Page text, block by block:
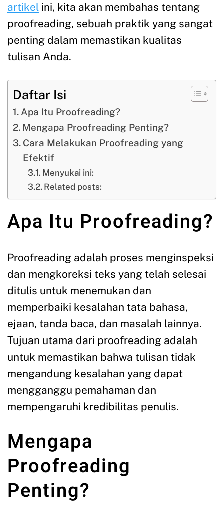
artikel ini, kita akan membahas tentang
proofreading, sebuah praktik yang sangat
penting dalam memastikan kualitas
tulisan Anda.
Daftar Isi
Apa Itu Proofreading?
Mengapa Proofreading Penting?
Cara Melakukan Proofreading yang
Efektif
Menyukai ini:
Related posts:
Apa Itu Proofreading?
Proofreading adalah proses menginspeksi
dan mengkoreksi teks yang telah selesai
ditulis untuk menemukan dan
memperbaiki kesalahan tata bahasa,
ejaan, tanda baca, dan masalah lainnya.
Tujuan utama dari proofreading adalah
untuk memastikan bahwa tulisan tidak
mengandung kesalahan yang dapat
mengganggu pemahaman dan
mempengaruhi kredibilitas penulis.
Mengapa
Proofreading
Penting?